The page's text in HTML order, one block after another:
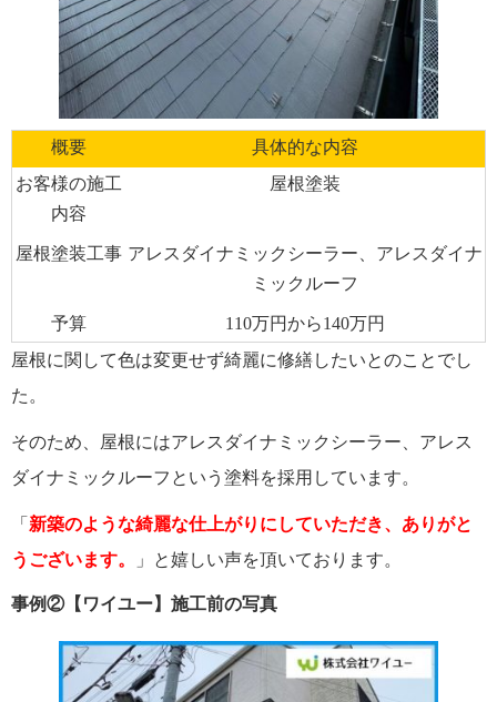
概要
具体的な内容
お客様の施工
内容
屋根塗装
屋根塗装工事 アレスダイナミックシーラー、アレスダイナ
ミックルーフ
予算
110万円から140万円
屋根に関して色は変更せず綺麗に修繕したいとのことでし
た。
そのため、屋根にはアレスダイナミックシーラー、アレス
ダイナミックルーフという塗料を採用しています。
「 新築のような綺麗な仕上がりにしていただき、ありがと
うございます。
」と嬉しい声を頂いております。
事例②【ワイユー】施工前の写真